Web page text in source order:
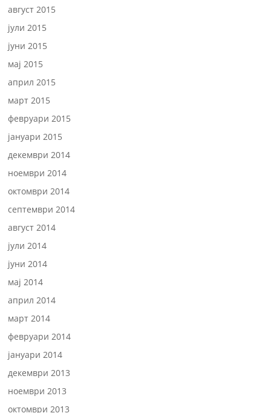
август 2015
јули 2015
јуни 2015
мај 2015
април 2015
март 2015
февруари 2015
јануари 2015
декември 2014
ноември 2014
октомври 2014
септември 2014
август 2014
јули 2014
јуни 2014
мај 2014
април 2014
март 2014
февруари 2014
јануари 2014
декември 2013
ноември 2013
октомври 2013